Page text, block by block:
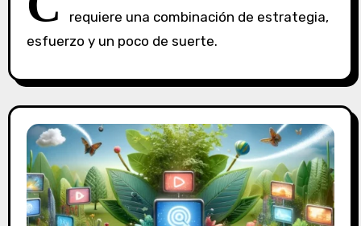
n
c
m
t
a
r
i
o
requiere una combinación de estrategia,
esfuerzo y un poco de suerte.